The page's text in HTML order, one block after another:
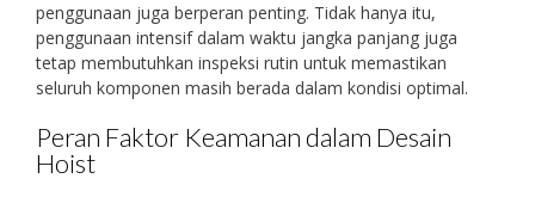
penggunaan juga berperan penting. Tidak hanya itu,
penggunaan intensif dalam waktu jangka panjang juga
tetap membutuhkan inspeksi rutin untuk memastikan
seluruh komponen masih berada dalam kondisi optimal.
Peran Faktor Keamanan dalam Desain
Hoist